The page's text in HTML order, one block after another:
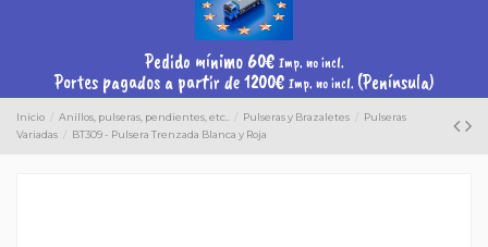
Pedido mínimo 60€ Imp. no incl.
Portes pagados a partir de 1200€ Imp. no incl. (Península)
Inicio Anillos, pulseras, pendientes, etc.. Pulseras y Brazaletes
Pulseras
Variadas
BT309 - Pulsera Trenzada Blanca y Roja